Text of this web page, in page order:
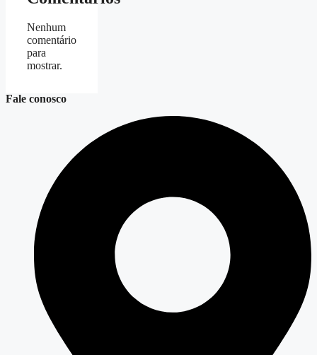
Nenhum
comentário
para
mostrar.
Fale conosco